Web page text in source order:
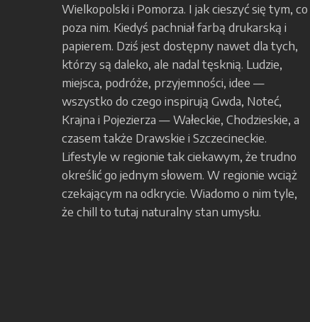
Wielkopolski i Pomorza. I jak cieszyć się tym, co
poza nim. Kiedyś pachniał farbą drukarską i
papierem. Dziś jest dostępny nawet dla tych,
którzy są daleko, ale nadal tęsknią. Ludzie,
miejsca, podróże, przyjemności, idee —
wszystko do czego inspirują Gwda, Noteć,
Krajna i Pojezierza — Wałeckie, Chodzieskie, a
czasem także Drawskie i Szczecineckie.
Lifestyle w regionie tak ciekawym, że trudno
określić go jednym słowem. W regionie wciąż
czekającym na odkrycie. Wiadomo o nim tyle,
że chill to tutaj naturalny stan umysłu.